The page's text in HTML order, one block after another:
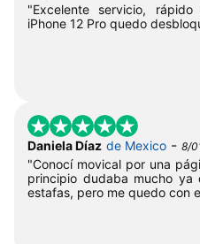
"Excelente servicio,
iPhone 12 Pro quedo
Daniela Díaz de Mexico - 8/
"Conocí movical por una
principio dudaba mucho
estafas, pero me quedo con